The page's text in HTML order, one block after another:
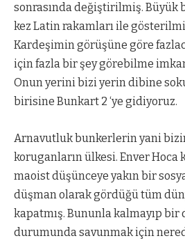
sonrasında değiştirilmiş. Büyük
kez Latin rakamları ile
Kardeşimin görüşüne göre
için fazla bir şey görebilme
Onun yerini bizi yerin dibine
birisine Bunkart 2 ‘ye gidiyoruz.
Arnavutluk bunkerlerin yani
koruganların ülkesi. Enver Hoca
maoist düşünceye yakın bir
düşman olarak gördüğü tüm
kapatmış. Bununla kalmayıp bir
durumunda savunmak için